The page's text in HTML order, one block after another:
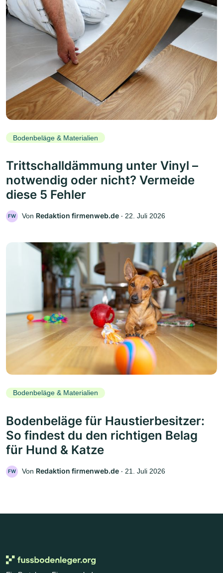
Bodenbeläge & Materialien
Trittschalldämmung unter Vinyl –
notwendig oder nicht? Vermeide
diese 5 Fehler
FW Von Redaktion firmenweb.de ‧ 22. Juli 2026
Bodenbeläge & Materialien
Bodenbeläge für Haustierbesitzer:
So findest du den richtigen Belag
für Hund & Katze
FW Von Redaktion firmenweb.de ‧ 21. Juli 2026